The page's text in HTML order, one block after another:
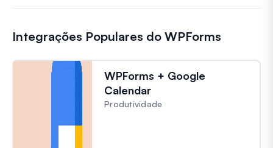
Integrações Populares do WPForms
WPForms + Google
Calendar
Produtividade